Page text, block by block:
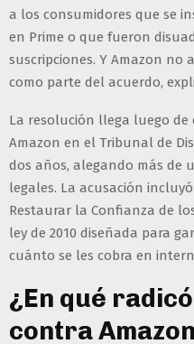
a los consumidores que se
en Prime o que fueron
suscripciones. Y Amazon
como parte del acuerdo,
La resolución llega luego de
Amazon en el Tribunal de
dos años, alegando más de
legales. La acusación
Restaurar la Confianza de
ley de 2010 diseñada para
cuánto se les cobra en
¿En qué
contra